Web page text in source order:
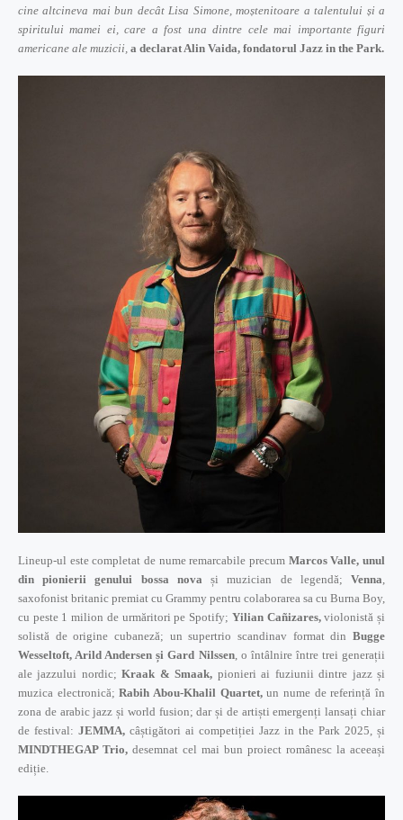
cine altcineva mai bun decât Lisa Simone, moștenitoare a talentului și a
spiritului mamei ei, care a fost una dintre cele mai importante figuri
americane ale muzicii, a declarat Alin Vaida, fondatorul Jazz in the Park.
Lineup-ul este completat de nume remarcabile precum Marcos Valle, unul
din pionierii genului bossa nova și muzician de legendă;Venna
saxofonist britanic premiat cu Grammy pentru colaborarea sa cu Burna Boy,
cu peste 1 milion de urmăritori pe Spotify; Yilian Cañizares,violonistă și
solistă de origine cubaneză; un supertrio scandinav format din Bugge
Wesseltoft, Arild Andersen și Gard Nilssen, o întâlnire între trei generații
ale jazzului nordic;Kraak & Smaak, pionieri ai fuziunii dintre jazz și
muzica electronică;Rabih Abou-Khalil Quartet,un nume de referință în
zona de arabic jazz și world fusion; dar și de artiști emergenți lansați chiar
de festival: JEMMA, câștigători ai competiției Jazz in the Park 2025, și
MINDTHEGAP Trio, desemnat cel mai bun proiect românesc la aceeași
ediție.